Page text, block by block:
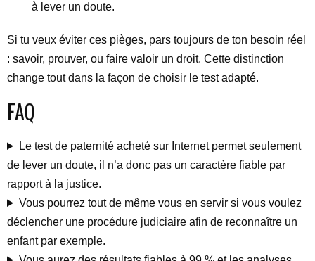
à lever un doute.
Si tu veux éviter ces pièges, pars toujours de ton besoin réel
: savoir, prouver, ou faire valoir un droit. Cette distinction
change tout dans la façon de choisir le test adapté.
FAQ
Le test de paternité acheté sur Internet permet seulement
de lever un doute, il n’a donc pas un caractère fiable par
rapport à la justice.
Vous pourrez tout de même vous en servir si vous voulez
déclencher une procédure judiciaire afin de reconnaître un
enfant par exemple.